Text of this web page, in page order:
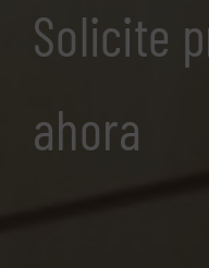
Solicite
ahora